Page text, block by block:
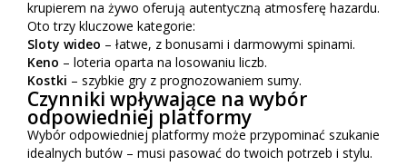
krupierem na żywo oferują autentyczną atmosferę hazardu.
Oto trzy kluczowe kategorie:
Sloty wideo – łatwe, z bonusami i darmowymi spinami.
Keno – loteria oparta na losowaniu liczb.
Kostki – szybkie gry z prognozowaniem sumy.
Czynniki wpływające na wybór
odpowiedniej platformy
Wybór odpowiedniej platformy może przypominać szukanie
idealnych butów – musi pasować do twoich potrzeb i stylu.